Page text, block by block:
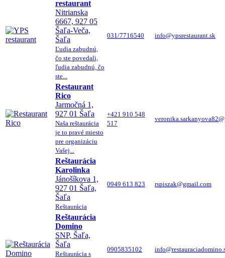
restaurant
Nitrianska
6667, 927 05
Šaľa-Veča,
Šaľa
Ľudia zabudnú,
čo ste povedali,
ľudia zabudnú, čo
ste...
031/7716540 info@ypsrestaurant.sk
Restaurant
Rico
Jarmočná 1,
927 01 Šaľa
Naša reštaurácia
je to pravé miesto
pre organizáciu
Vašej...
+421 910 548
517
Reštaurácia
Karolinka
Jánošíkova 1,
927 01 Šaľa,
Šaľa
Reštaurácia
0949 613 823 rspiszak@gmail.com
Reštaurácia
Domino
SNP, Šaľa,
Šaľa
Reštaurácia s
0905835102